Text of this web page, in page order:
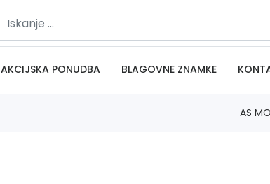
AKCIJSKA PONUDBA BLAGOVNE ZNAMKE
AS